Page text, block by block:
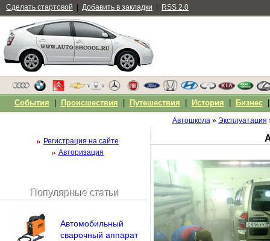
Автошкола» Эксплуатация
Регистрация на сайте
Авторизация
Популярные статьи
Автомобильный
сварочный аппарат
Сделать стартовой Добавить в закладки RSS 2.0
События Происшествия Путешествия История Бизнес